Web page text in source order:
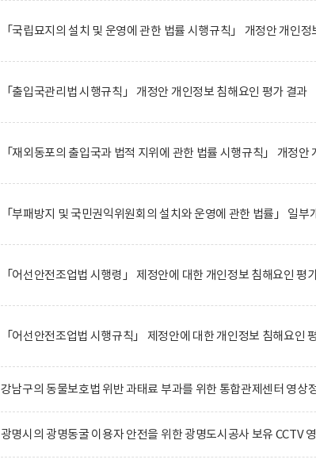
「국립묘지의 설치 및 운영에 관한 법률 시행규칙」 개정안 개인
「출입국관리법 시행규칙」 개정안 개인정보 침해요인 평가 결과
「재외동포의 출입국과 법적 지위에 관한 법률 시행규칙」 개정
「부패방지 및 국민권익위원회의 설치와 운영에 관한 법률」 일
「어선안전조업법 시행령」 제정안에 대한 개인정보 침해요인 평
「어선안전조업법 시행규칙」 제정안에 대한 개인정보 침해요인
강남구의 동물보호법 위반 과태료 부과를 위한 통합관제센터 영상
광명시의 광명동굴 이용자 안전을 위한 광명도시공사 보유 CCTV